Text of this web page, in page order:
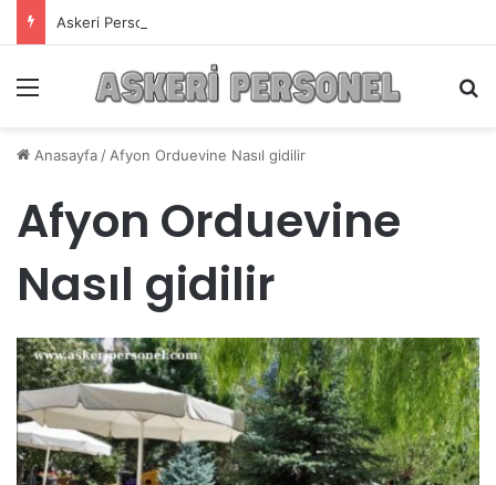
Askeri Personelin Güncel Haber ve Bilgi Sitesi.
Anasayfa / Afyon Orduevine Nasıl gidilir
Afyon Orduevine
Nasıl gidilir